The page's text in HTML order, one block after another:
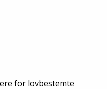
for lovbestemte